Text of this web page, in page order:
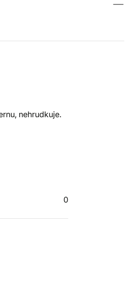
nehrudkuje.
0